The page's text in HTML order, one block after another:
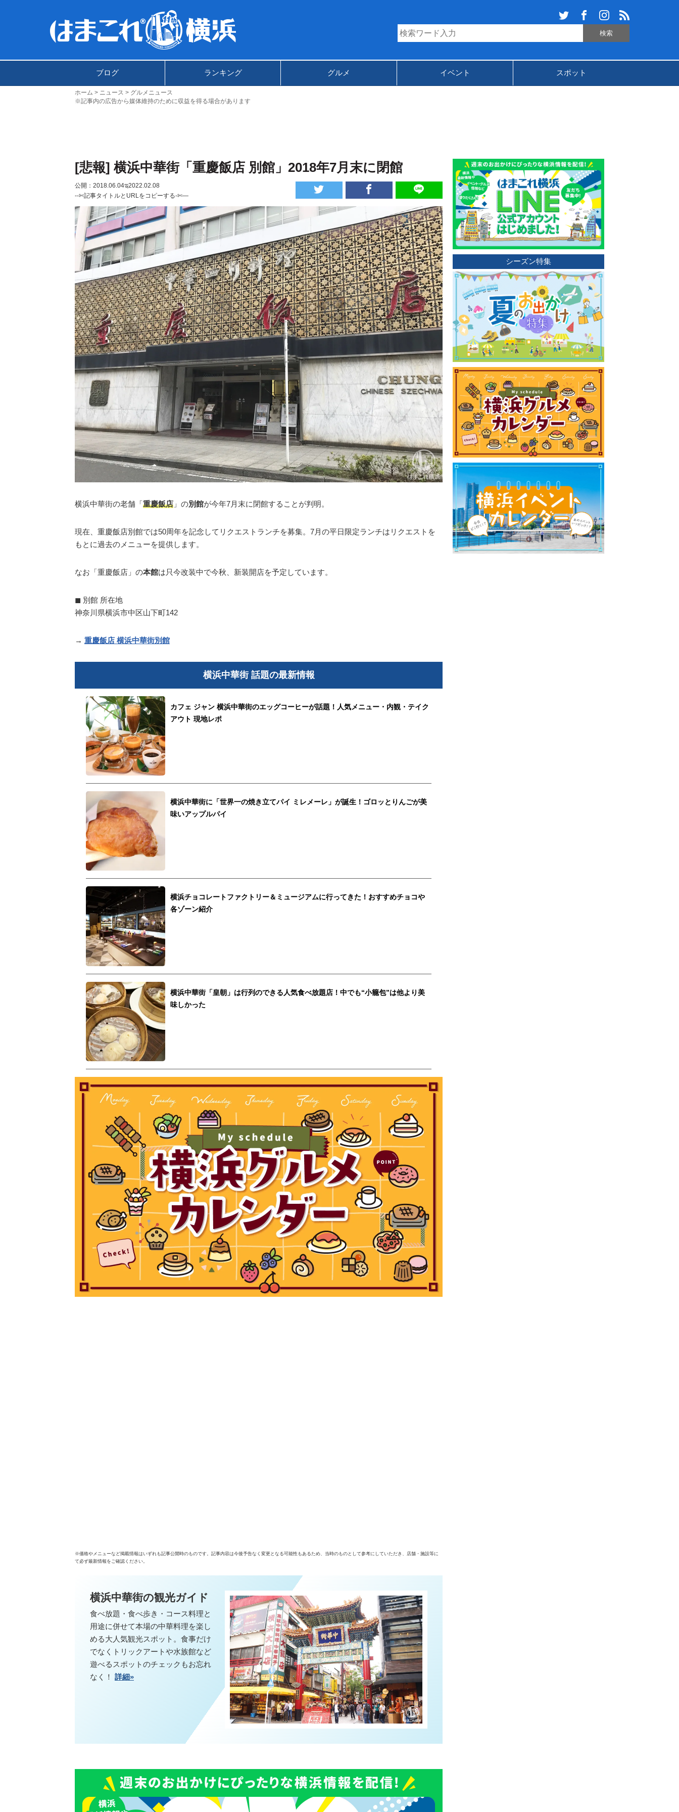
ブログ ランキング グルメ イベント スポット
ホーム ニュース
グルメニュース
※記事内の広告から媒体維持のために収益を得る場合があります
[悲報] 横浜中華街「重慶飯店 別館」2018年7月末に閉館
公開：2018.06.04ಇ2022.02.08
--✄記事タイトルとURLをコピーする-✄—
横浜中華街の老舗「重慶飯店 」の別館が今年7月末に閉館することが判明。
現在、重慶飯店別館では50周年を記念してリクエストランチを募集。7月の平日限定ランチはリクエストを
もとに過去のメニューを提供します。
なお「重慶飯店」の本館は只今改装中で今秋、新装開店を予定しています。
◼︎ 別館 所在地
神奈川県横浜市中区山下町142
→ 重慶飯店 横浜中華街別館
横浜中華街 話題の最新情報
カフェ ジャン 横浜中華街のエッグコーヒーが話題！人気メニュー・内観・テイク
アウト 現地レポ
横浜中華街に「世界一の焼き立てパイ ミレメーレ」が誕生！ゴロッとりんごが美
味いアップルパイ
横浜チョコレートファクトリー＆ミュージアムに行ってきた！おすすめチョコや
各ゾーン紹介
横浜中華街「皇朝」は行列のできる人気食べ放題店！中でも“小籠包”は他より美
味しかった
※価格やメニューなど掲載情報はいずれも記事公開時のものです。記事内容は今後予告なく変更となる可能性もあるため、当時のものとして参考にしていただき、店舗・施設等に
て必ず最新情報をご確認ください。
横浜中華街の観光ガイド
食べ放題・食べ歩き・コース料理と
用途に併せて本場の中華料理を楽し
める大人気観光スポット。食事だけ
でなくトリックアートや水族館など
遊べるスポットのチェックもお忘れ
なく！ 詳細»
シーズン特集